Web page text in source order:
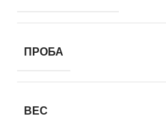
ПРОБА
ВЕС